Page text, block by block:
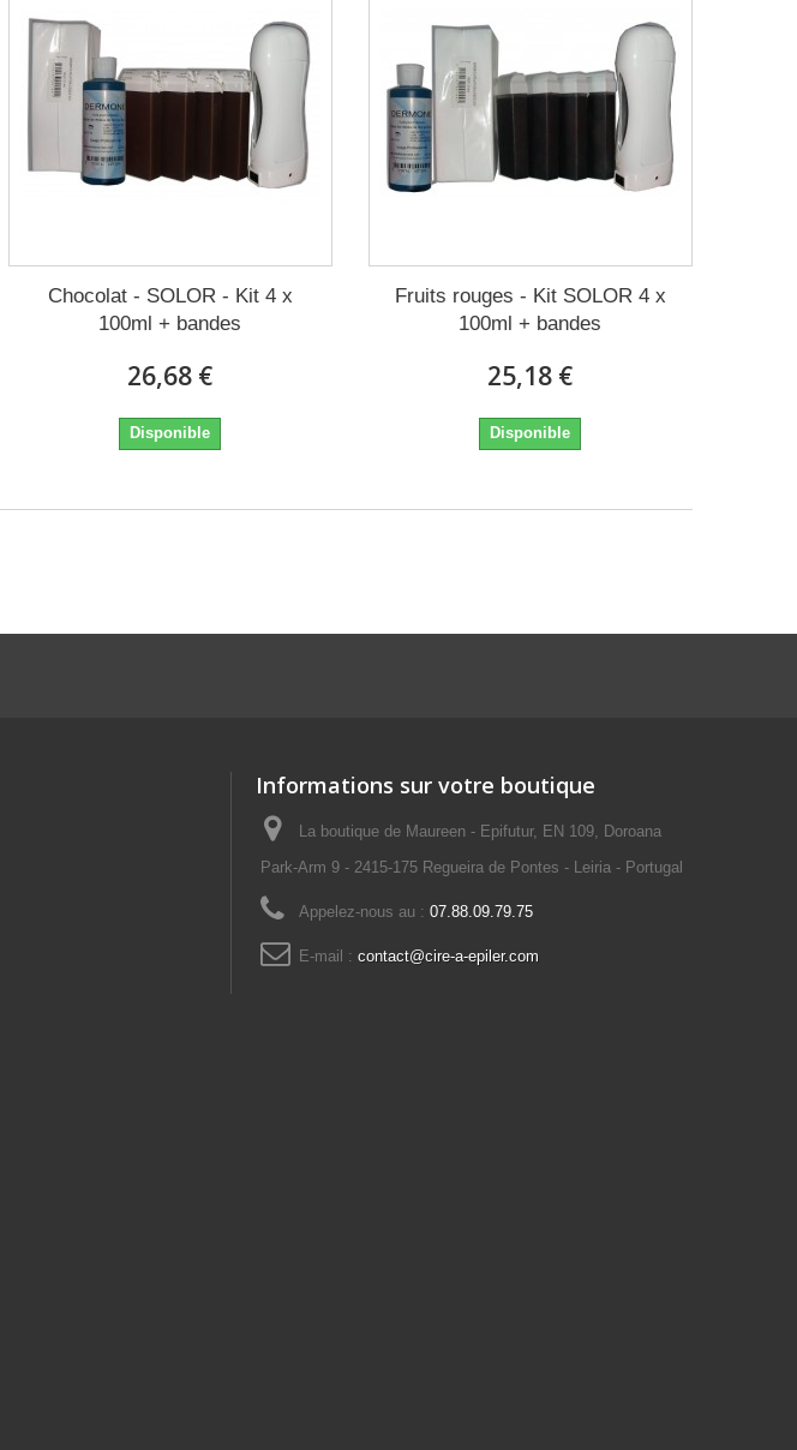
Chocolat - SOLOR - Kit 4 x
100ml + bandes
26,68 €
Disponible
Fruits rouges - Kit SOLOR 4 x
100ml + bandes
25,18 €
Disponible
Informations sur votre boutique
La boutique de Maureen - Epifutur, EN 109, Doroana
Park-Arm 9 - 2415-175 Regueira de Pontes - Leiria - Portugal
Appelez-nous au : 07.88.09.79.75
E-mail : contact@cire-a-epiler.com